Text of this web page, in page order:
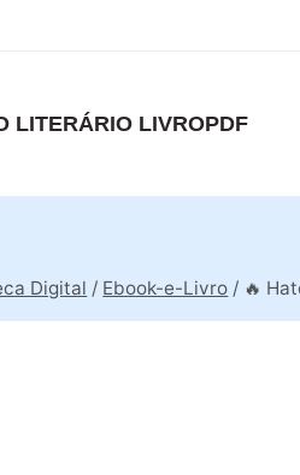
LITERÁRIO LIVROPDF
Digital / Ebook-e-Livro / 🔥